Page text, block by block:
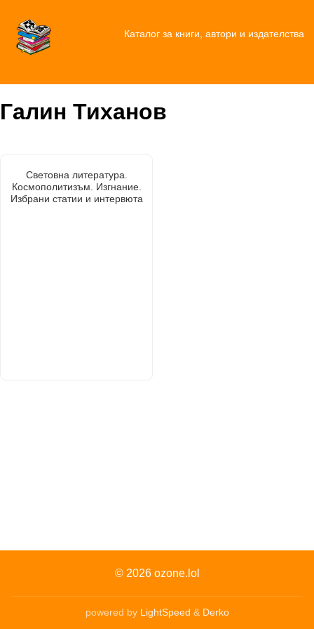
Каталог за книги, автори и издателства
Галин Тиханов
Световна литература.
Космополитизъм. Изгнание.
Избрани статии и интервюта
© 2026 ozone.lol
powered by LightSpeed & Derko